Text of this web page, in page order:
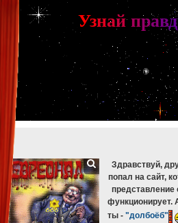
[phpBB Debug] PHP Warning : in file [ROOT]/phpbb/
mysqli_fetch_assoc(): Couldn't fetch mysqli_result
[phpBB Debug] PHP Warning: in file[ROOT]/phpbb/
mysqli_free_result(): Couldn't fetch mysqli_result
[phpBB Debug] PHP Warning
[ROOT]/phpbb/
mysqli_fetch_assoc(): Couldn't fetch mysqli_result
[phpBB Debug] PHP Warning
: in file [ROOT]/phpbb/
mysqli_free_result(): Couldn't fetch mysqli_result
[phpBB Debug] PHP Warning: in file [ROOT]/phpbb/
mysqli_fetch_assoc(): Couldn't fetch mysqli_result
[phpBB Debug] PHP Warning
[ROOT]/phpbb/
mysqli_free_result(): Couldn't fetch mysqli_result
[phpBB Debug] PHP Warning
: in file [ROOT]/phpbb/
mysqli_fetch_assoc(): Couldn't fetch mysqli_result
[phpBB Debug] PHP Warning
[ROOT]/phpbb/
mysqli_free_result(): Couldn't fetch mysqli_result
Узнай правд
Здравствуй,
попал на сайт,
представление
функционирует.
ты - "долбоёб"